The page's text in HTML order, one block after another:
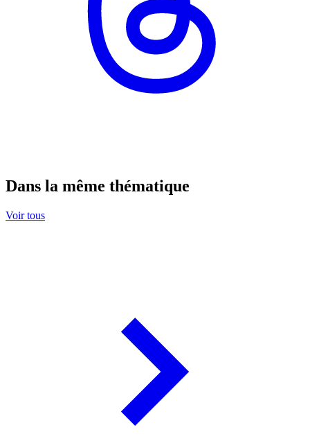
Dans la même thématique
Voir tous